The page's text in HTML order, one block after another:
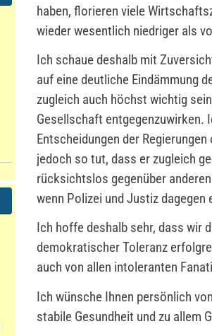
haben, florieren viele
wieder wesentlich niedriger als
Ich schaue deshalb mit
auf eine deutliche Eindämmung
zugleich auch höchst wichtig
Gesellschaft entgegenzuwirken.
Entscheidungen der
jedoch so tut, dass er zugleich
rücksichtslos gegenüber
wenn Polizei und Justiz dagegen
Ich hoffe deshalb sehr, dass wir
demokratischer Toleranz
auch von allen intoleranten
Ich wünsche Ihnen persönlich
stabile Gesundheit und zu allem